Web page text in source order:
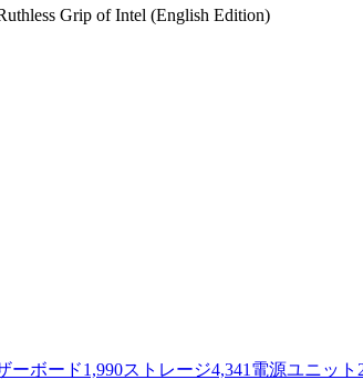
Grip of Intel (English Edition)
ーボード1,990ストレージ4,341電源ユニット